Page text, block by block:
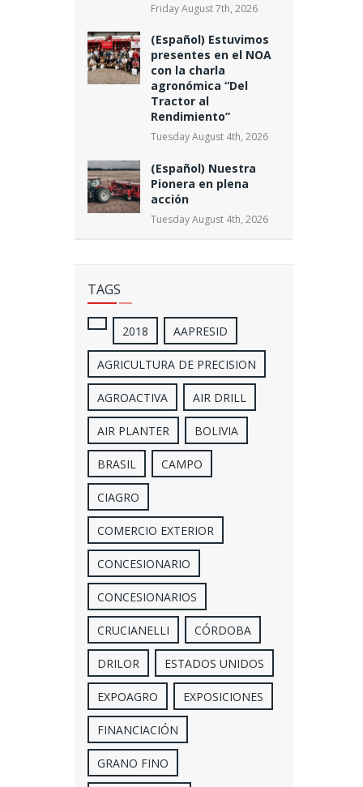
Friday August 7th, 2026
(Español) Estuvimos
presentes en el NOA
con la charla
agronómica “Del
Tractor al
Rendimiento”
Tuesday August 4th, 2026
(Español) Nuestra
Pionera en plena
acción
Tuesday August 4th, 2026
TAGS
2018 AAPRESID
AGRICULTURA DE PRECISION
AGROACTIVA AIR DRILL
AIR PLANTER BOLIVIA
BRASIL CAMPO
CIAGRO
COMERCIO EXTERIOR
CONCESIONARIO
CONCESIONARIOS
CRUCIANELLI CÓRDOBA
DRILOR ESTADOS UNIDOS
EXPOAGRO EXPOSICIONES
FINANCIACIÓN
GRANO FINO